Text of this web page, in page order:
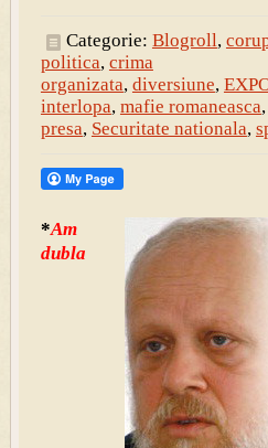
Categorie: Blogroll,
politica, crima
organizata, diversiune,
interlopa, mafie romaneasca,
presa, Securitate nationala,
*Am
dubla